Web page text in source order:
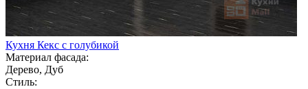
Кухня Кекс с голубикой
Материал фасада:
Дерево, Дуб
Стиль: